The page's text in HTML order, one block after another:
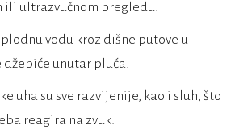
ili ultrazvučnom pregledu.
plodnu vodu kroz dišne putove u
džepiće unutar pluća.
uha su sve razvijenije, kao i sluh, što
reagira na zvuk.